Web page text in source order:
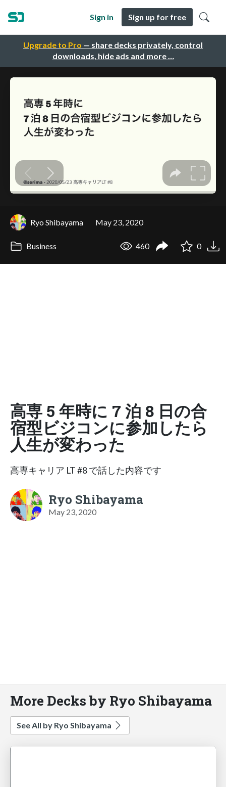
Upgrade to Pro — share decks privately, control
downloads, hide ads and more …
Sign in Sign up for free
Ryo Shibayama May 23, 2020
Business 460 0
高専 5 年時に 7 泊 8 日の合
宿型ビジコンに参加したら
人生が変わった
高専キャリア LT #8 で話した内容です
Ryo Shibayama
May 23, 2020
More Decks by Ryo Shibayama
See All by Ryo Shibayama